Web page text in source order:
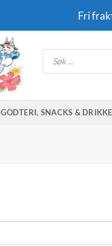
Fri
Products
search
GODTERI, SNACKS & DRIKKE